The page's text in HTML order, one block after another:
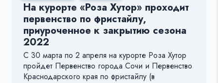
На курорте «Роза Хутор» проходит
первенство по фристайлу,
приуроченное к закрытию сезона
2022
С 30 марта по 2 апреля на курорте Роза Хутор
пройдет Первенство города Сочи и Первенство
Краснодарского края по фристайлу (в